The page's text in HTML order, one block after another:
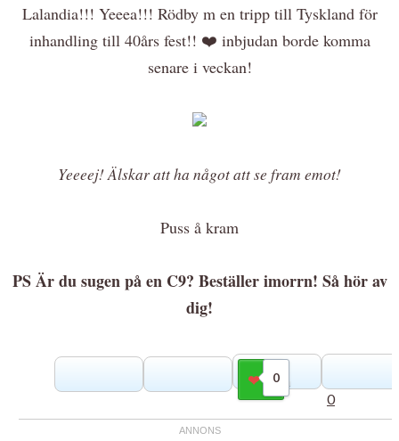
Lalandia!!! Yeeea!!! Rödby m en tripp till Tyskland för
inhandling till 40års fest!! ❤️ inbjudan borde komma
senare i veckan!
Yeeeej! Älskar att ha något att se fram emot!
Puss å kram
PS Är du sugen på en C9? Beställer imorrn! Så hör av
dig!
0
Gilla
0